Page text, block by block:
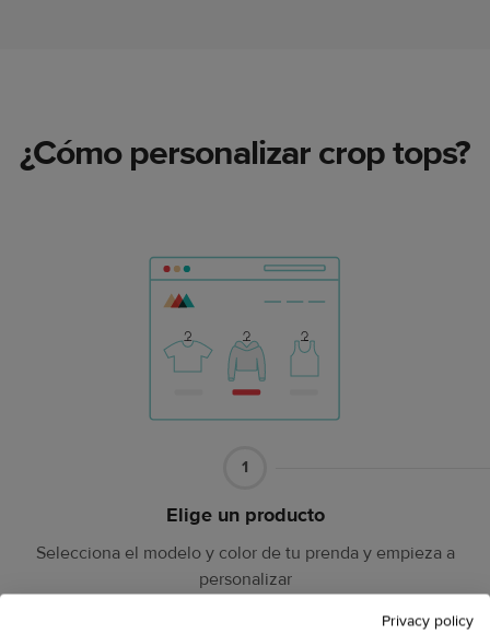
¿Cómo personalizar crop tops?
1
1
Elige un producto
Selecciona el modelo y color de tu prenda y empieza a
personalizar
Privacy policy